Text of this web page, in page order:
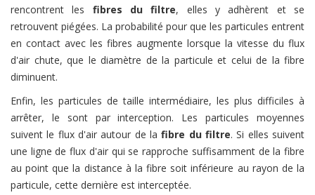
rencontrent les fibres du filtre, elles y adhèrent et se
retrouvent piégées. La probabilité pour que les particules entrent
en contact avec les fibres augmente lorsque la vitesse du flux
d'air chute, que le diamètre de la particule et celui de la fibre
diminuent.
Enfin, les particules de taille intermédiaire, les plus difficiles à
arrêter, le sont par interception. Les particules moyennes
suivent le flux d'air autour de lafibre du filtre. Si elles suivent
une ligne de flux d'air qui se rapproche suffisamment de la fibre
au point que la distance à la fibre soit inférieure au rayon de la
particule, cette dernière est interceptée.